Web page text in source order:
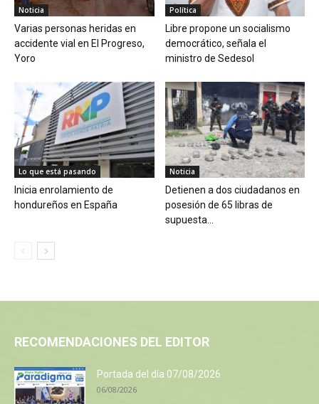
Noticia
Varias personas heridas en
accidente vial en El Progreso,
Yoro
Política
Libre propone un socialismo
democrático, señala el
ministro de Sedesol
Lo que está pasando
Inicia enrolamiento de
hondureños en España
Noticia
Detienen a dos ciudadanos en
posesión de 65 libras de
supuesta...
RECOMENDACIONES DEL EDITOR
Portada del día 07/08/2026
06/08/2026